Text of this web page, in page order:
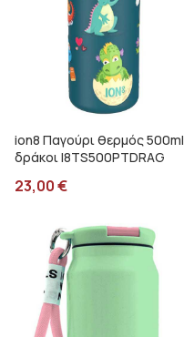
ion8 Παγούρι θερμός 500ml
δράκοι I8TS500PTDRAG
23,00€